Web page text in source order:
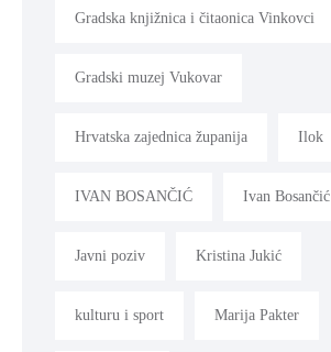
Gradska knjižnica i čitaonica Vinkovci
Gradski muzej Vukovar
Hrvatska zajednica županija Ilok
IVAN BOSANČIĆ Ivan Bosančić
Javni poziv Kristina Jukić
kulturu i sport Marija Pakter